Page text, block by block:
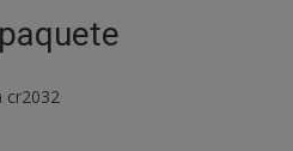
cr2032